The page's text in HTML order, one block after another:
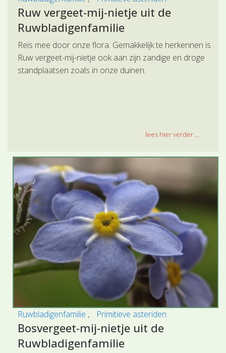
Ruw vergeet-mij-nietje uit de
Ruwbladigenfamilie
Reis mee door onze flora. Gemakkelijk te herkennen is
Ruw vergeet-mij-nietje ook aan zijn zandige en droge
standplaatsen zoals in onze duinen.
lees hier verder ...
Ruwbladigenfamilie Primitieve asteriden
Bosvergeet-mij-nietje uit de
Ruwbladigenfamilie